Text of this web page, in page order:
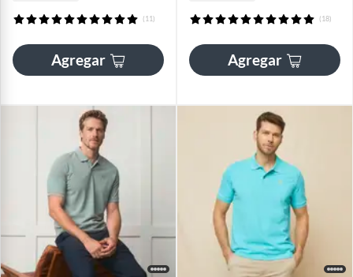
(11)
Agregar
(18)
Agregar